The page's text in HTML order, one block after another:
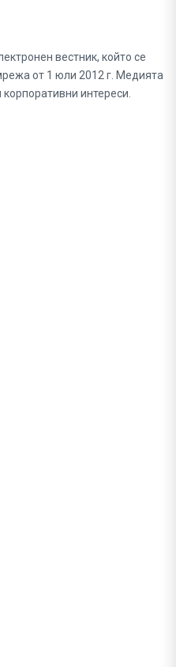
вестник, който се
от 1 юли 2012 г. Медията
интереси.